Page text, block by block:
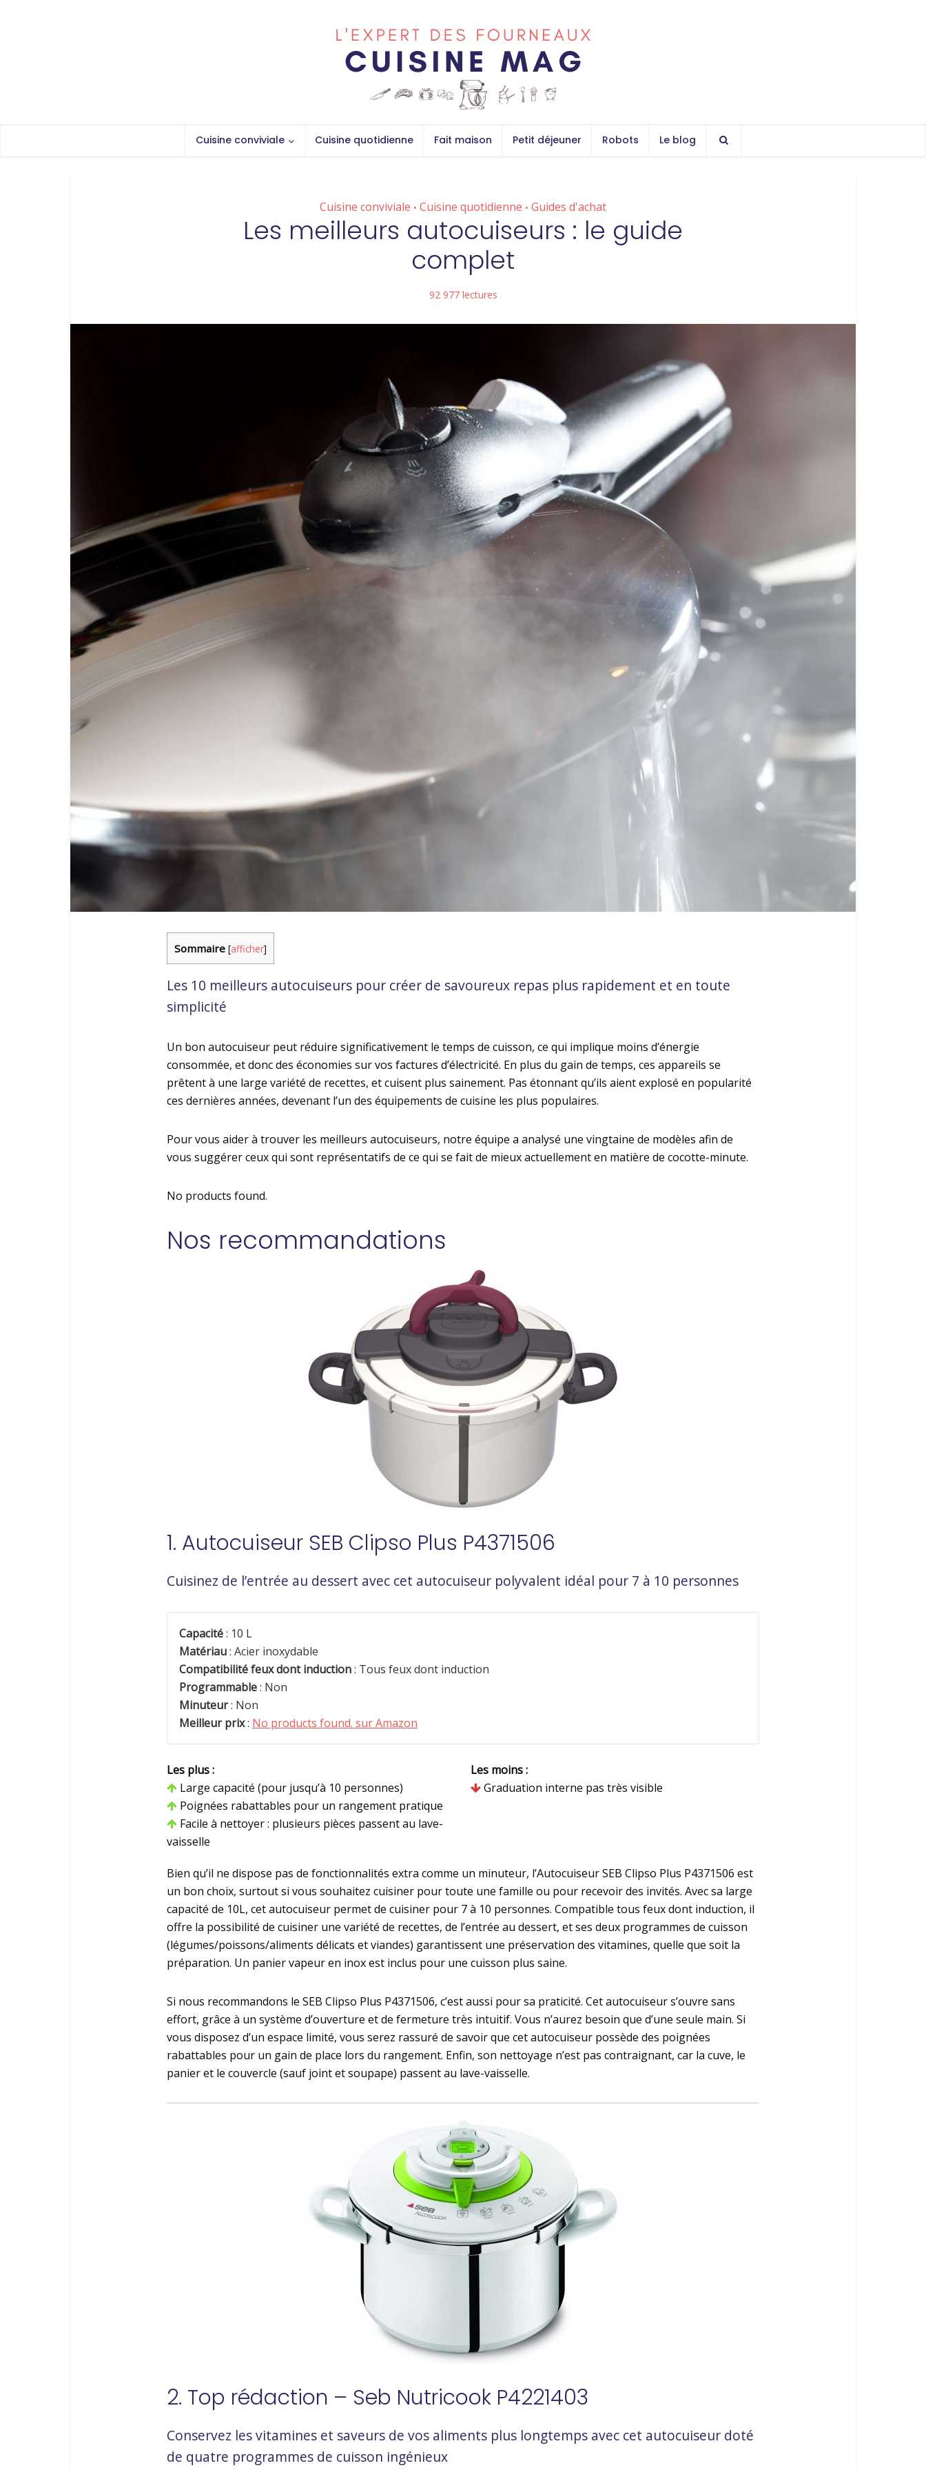
Cuisine conviviale Cuisine quotidienne Fait maison Petit déjeuner Robots Le blog
Cuisine conviviale • Cuisine quotidienne • Guides d'achat
Les meilleurs autocuiseurs : le guide
complet
92 977 lectures
Sommaire [afficher]
Les 10 meilleurs autocuiseurs pour créer de savoureux repas plus rapidement et en toute
simplicité
Un bon autocuiseur peut réduire significativement le temps de cuisson, ce qui implique moins d’énergie
consommée, et donc des économies sur vos factures d’électricité. En plus du gain de temps, ces appareils se
prêtent à une large variété de recettes, et cuisent plus sainement. Pas étonnant qu’ils aient explosé en popularité
ces dernières années, devenant l’un des équipements de cuisine les plus populaires.
Pour vous aider à trouver les meilleurs autocuiseurs, notre équipe a analysé une vingtaine de modèles afin de
vous suggérer ceux qui sont représentatifs de ce qui se fait de mieux actuellement en matière de cocotte-minute.
No products found.
Nos recommandations
1. Autocuiseur SEB Clipso Plus P4371506
Cuisinez de l’entrée au dessert avec cet autocuiseur polyvalent idéal pour 7 à 10 personnes
Capacité: 10 L
Matériau: Acier inoxydable
Compatibilité feux dont induction: Tous feux dont induction
Programmable: Non
Minuteur: Non
Meilleur prix: No products found. sur Amazon
Les plus :
Large capacité (pour jusqu’à 10 personnes)
Poignées rabattables pour un rangement pratique
Facile à nettoyer : plusieurs pièces passent au lave-
vaisselle
Les moins :
Graduation interne pas très visible
Bien qu’il ne dispose pas de fonctionnalités extra comme un minuteur, l’Autocuiseur SEB Clipso Plus P4371506 est
un bon choix, surtout si vous souhaitez cuisiner pour toute une famille ou pour recevoir des invités. Avec sa large
capacité de 10L, cet autocuiseur permet de cuisiner pour 7 à 10 personnes. Compatible tous feux dont induction, il
offre la possibilité de cuisiner une variété de recettes, de l’entrée au dessert, et ses deux programmes de cuisson
(légumes/poissons/aliments délicats et viandes) garantissent une préservation des vitamines, quelle que soit la
préparation. Un panier vapeur en inox est inclus pour une cuisson plus saine.
Si nous recommandons le SEB Clipso Plus P4371506, c’est aussi pour sa praticité. Cet autocuiseur s’ouvre sans
effort, grâce à un système d’ouverture et de fermeture très intuitif. Vous n’aurez besoin que d’une seule main. Si
vous disposez d’un espace limité, vous serez rassuré de savoir que cet autocuiseur possède des poignées
rabattables pour un gain de place lors du rangement. Enfin, son nettoyage n’est pas contraignant, car la cuve, le
panier et le couvercle (sauf joint et soupape) passent au lave-vaisselle.
2. Top rédaction – Seb Nutricook P4221403
Conservez les vitamines et saveurs de vos aliments plus longtemps avec cet autocuiseur doté
de quatre programmes de cuisson ingénieux